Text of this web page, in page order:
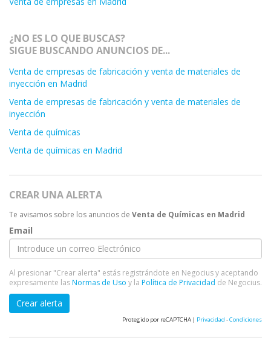
¿NO ES LO QUE BUSCAS?
SIGUE BUSCANDO ANUNCIOS DE...
Venta de empresas de fabricación y venta de materiales de
inyección en Madrid
Venta de empresas de fabricación y venta de materiales de
inyección
Venta de químicas
Venta de químicas en Madrid
CREAR UNA ALERTA
Te avisamos sobre los anuncios de Venta de Químicas en Madrid
Email
Al presionar "Crear alerta" estás registrándote en Negocius y aceptando
expresamente lasNormas de Uso y la Política de Privacidad de Negocius.
Crear alerta
Protegido por reCAPTCHA | Privacidad -Condiciones